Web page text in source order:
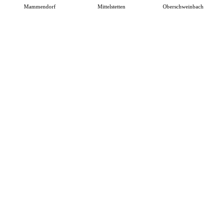
Mammendorf Mittelstetten Oberschweinbach